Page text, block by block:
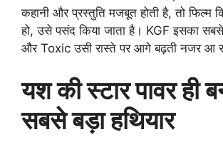
कहानी और प्रस्तुति मजबूत होती है, तो फिल्म
हो, उसे पसंद किया जाता है। KGF इसका
और Toxic उसी रास्ते पर आगे बढ़ती नजर आ
यश की स्टार पावर ही
सबसे बड़ा हथियार